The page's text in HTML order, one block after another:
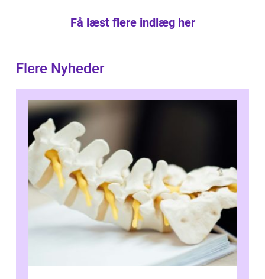
Få læst flere indlæg her
Flere Nyheder